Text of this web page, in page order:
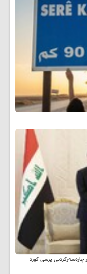
چاره‌سه‌ركردنی پرسی كورد